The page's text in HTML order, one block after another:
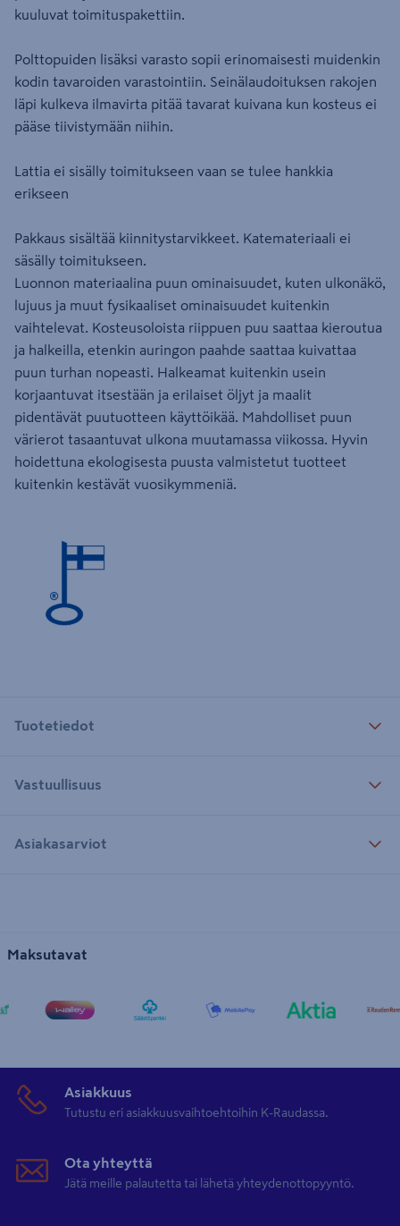
kuuluvat toimituspakettiin.
Polttopuiden lisäksi varasto sopii erinomaisesti muidenkin
kodin tavaroiden varastointiin. Seinälaudoituksen rakojen
läpi kulkeva ilmavirta pitää tavarat kuivana kun kosteus ei
pääse tiivistymään niihin.
Lattia ei sisälly toimitukseen vaan se tulee hankkia
erikseen
Pakkaus sisältää kiinnitystarvikkeet. Katemateriaali ei
säsälly toimitukseen.
Luonnon materiaalina puun ominaisuudet, kuten ulkonäkö,
lujuus ja muut fysikaaliset ominaisuudet kuitenkin
vaihtelevat. Kosteusoloista riippuen puu saattaa kieroutua
ja halkeilla, etenkin auringon paahde saattaa kuivattaa
puun turhan nopeasti. Halkeamat kuitenkin usein
korjaantuvat itsestään ja erilaiset öljyt ja maalit
​pidentävät puutuotteen käyttöikää. Mahdolliset puun
värierot tasaantuvat ulkona muutamassa viikossa. Hyvin
hoidettuna ekologisesta puusta valmistetut tuotteet
kuitenkin kestävät vuosikymmeniä.
Tuotetiedot
Vastuullisuus
Asiakasarviot
Maksutavat
Asiakkuus
Tutustu eri asiakkuusvaihtoehtoihin K-Raudassa.
Ota yhteyttä
Jätä meille palautetta tai lähetä yhteydenottopyyntö.